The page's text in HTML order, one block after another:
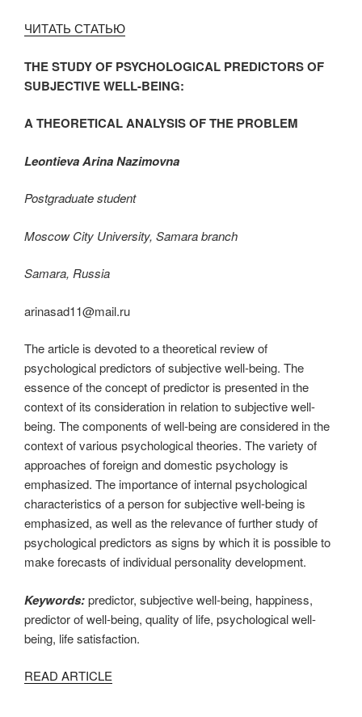
ЧИТАТЬ СТАТЬЮ
THE STUDY OF PSYCHOLOGICAL PREDICTORS OF
SUBJECTIVE WELL-BEING:
A THEORETICAL ANALYSIS OF THE PROBLEM
Leontieva Arina Nazimovna
Postgraduate student
Moscow City University, Samara branch
Samara, Russia
arinasad11@mail.ru
The article is devoted to a theoretical review of
psychological predictors of subjective well-being. The
essence of the concept of predictor is presented in the
context of its consideration in relation to subjective well-
being. The components of well-being are considered in the
context of various psychological theories. The variety of
approaches of foreign and domestic psychology is
emphasized. The importance of internal psychological
characteristics of a person for subjective well-being is
emphasized, as well as the relevance of further study of
psychological predictors as signs by which it is possible to
make forecasts of individual personality development.
Keywords:predictor, subjective well-being, happiness,
predictor of well-being, quality of life, psychological well-
being, life satisfaction.
READ ARTICLE